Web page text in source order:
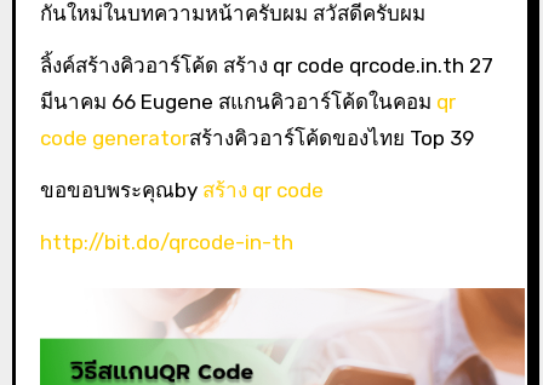
กันใหม่ในบทความหน้าครับผม สวัสดีครับผม
ลิ้งค์สร้างคิวอาร์โค้ด สร้าง qr code qrcode.in.th 27
มีนาคม 66 Eugene สแกนคิวอาร์โค้ดในคอม qr
code generatorสร้างคิวอาร์โค้ดของไทย Top 39
ขอขอบพระคุณby สร้าง qr code
http://bit.do/qrcode-in-th